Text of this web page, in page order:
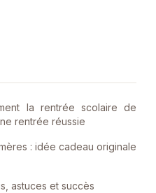
la rentrée scolaire de
rentrée réussie
: idée cadeau originale
astuces et succès